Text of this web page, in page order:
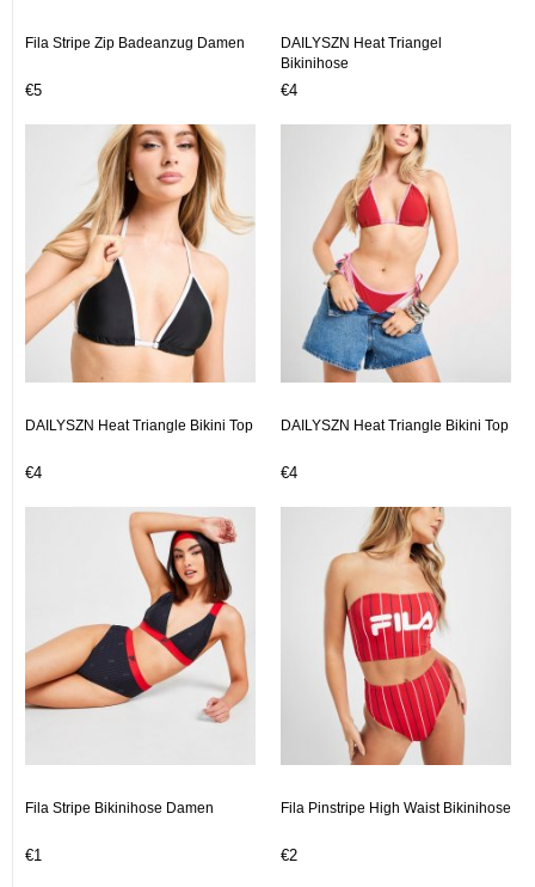
Fila Stripe Zip Badeanzug Damen
€5
DAILYSZN Heat Triangel
Bikinihose
€4
DAILYSZN Heat Triangle Bikini Top
€4
DAILYSZN Heat Triangle Bikini Top
€4
Fila Stripe Bikinihose Damen
€1
Fila Pinstripe High Waist Bikinihose
€2